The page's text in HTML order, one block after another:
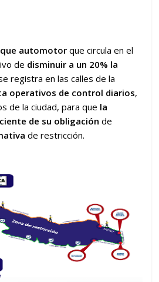
automotor que circula en el
de disminuir a un 20% la
registra en las calles de la
operativos de control diarios,
de la ciudad, para que la
de su obligación de
de restricción.